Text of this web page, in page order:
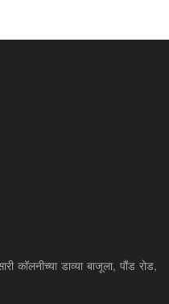
कॉलनीच्या डाव्या बाजूला, पौंड रोड,